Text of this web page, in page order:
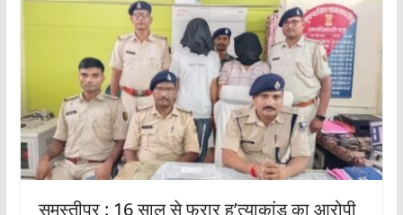
समस्तीपुर : 16 साल से फरार ह’त्याकांड का आरोपी